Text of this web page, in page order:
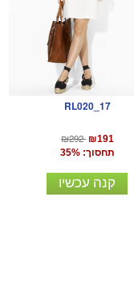
RL020_17
₪292 ₪191
תחסוך: 35%
קנה עכשיו